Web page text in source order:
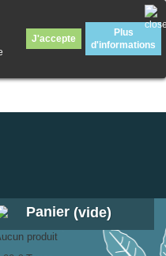
Panier (vide)
produit
J'accepte
Plus
d'informations